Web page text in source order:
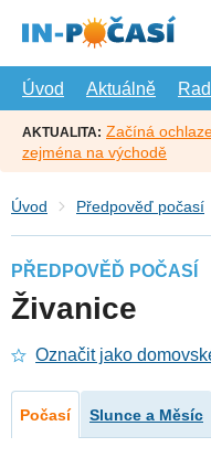
hlavní
Úvod
Aktuálně
AKTUALITA: Začíná
zejména na východě
Úvod Předpověď počasí
PŘEDPOVĚĎ POČASÍ
Živanice
Označit jako
Počasí Slunce a Měsíc